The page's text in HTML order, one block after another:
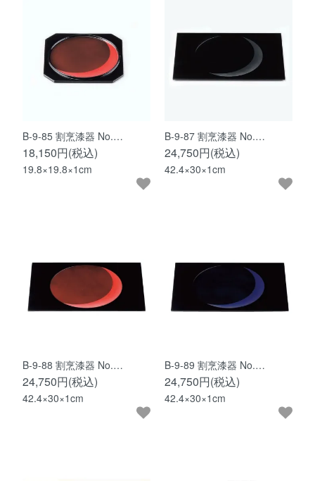
B-9-85 割烹漆器 No.…
18,150円(税込)
19.8×19.8×1cm
B-9-87 割烹漆器 No.…
24,750円(税込)
42.4×30×1cm
B-9-88 割烹漆器 No.…
24,750円(税込)
42.4×30×1cm
B-9-89 割烹漆器 No.…
24,750円(税込)
42.4×30×1cm